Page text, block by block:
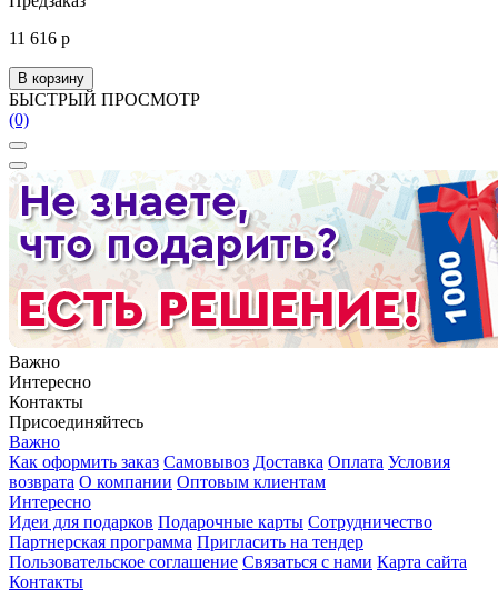
11 616 р
В корзину
БЫСТРЫЙ ПРОСМОТР
(0)
Важно
Интересно
Контакты
Присоединяйтесь
Важно
Как оформить заказ Самовывоз Доставка Оплата Условия
возврата О компании Оптовым клиентам
Интересно
Идеи для подарков Подарочные карты Сотрудничество
Партнерская программа Пригласить на тендер
Пользовательское соглашение Связаться с нами Карта сайта
Контакты